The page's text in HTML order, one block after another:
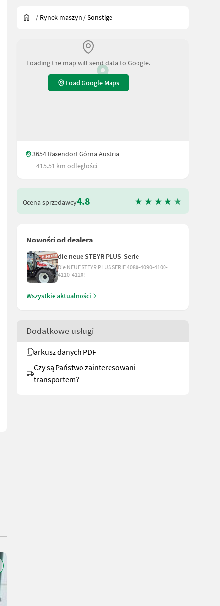
Klein- und Schmalspurtraktoren von 25 – 45 PS. ✔️ wie
/ Rynek maszyn /Sonstige
Loading the map will send data to Google.
Load Google Maps
3654 Raxendorf Górna Austria
415.51 km odległości
Ocena sprzedawcy4.8
Nowości od dealera
die neue STEYR PLUS-Serie
Die NEUE STEYR PLUS SERIE 4080-4090-4100-
4110-4120!
Wszystkie aktualności
Dodatkowe usługi
arkusz danych PDF
Czy są Państwo zainteresowani
transportem?